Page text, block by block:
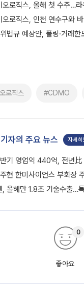
오로직스, 올해 첫 수주…
오로직스, 인천 연수구와
법규 예상안, 풀링·거래한
로직스 #CDMO
자의 주요 뉴스 자세히
기 영업익 440억, 전년
현 한미사이언스 부회장
, 올해만 1.8조 기술수출…특
좋아요
0